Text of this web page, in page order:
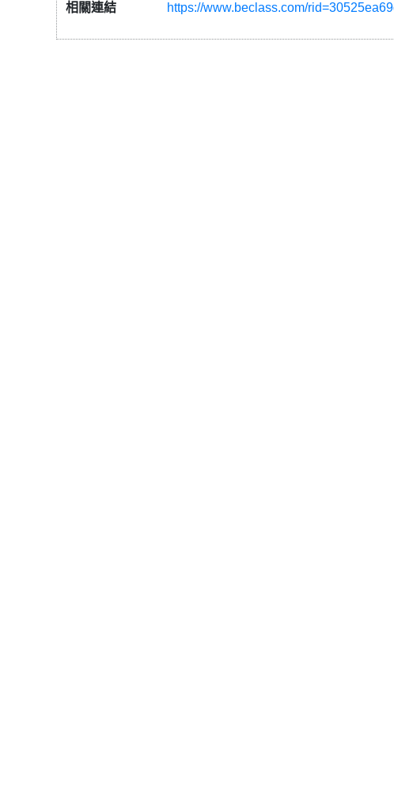
相關連結
https://www.beclass.com/